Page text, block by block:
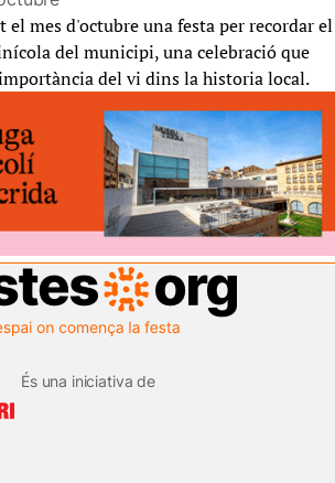
el mes d'octubre una festa per recordar el
del municipi, una celebració que
del vi dins la historia local.
És una iniciativa de